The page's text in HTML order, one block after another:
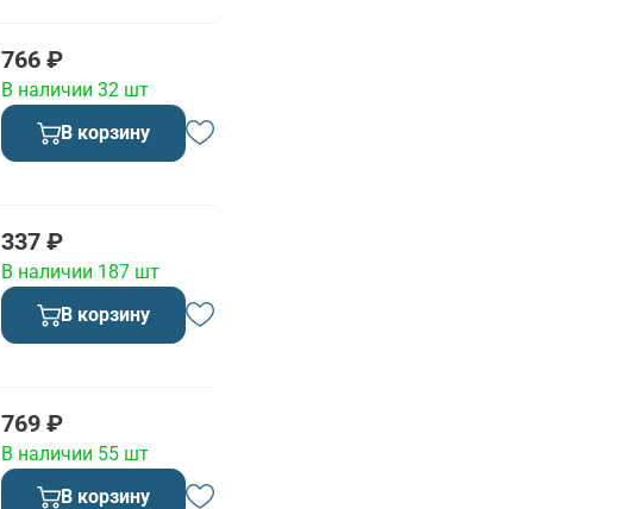
766 ₽
В наличии 32 шт
В корзину
337 ₽
В наличии 187 шт
В корзину
769 ₽
В наличии 55 шт
В корзину